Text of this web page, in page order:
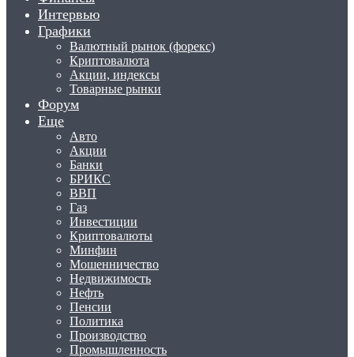
Интервью
Графики
Валютный рынок (форекс)
Криптовалюта
Акции, индексы
Товарные рынки
Форум
Еще
Авто
Акции
Банки
БРИКС
ВВП
Газ
Инвестиции
Криптовалюты
Минфин
Мошенничество
Недвижимость
Нефть
Пенсии
Политика
Производство
Промышленность